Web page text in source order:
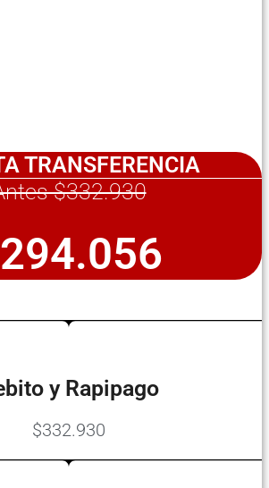
TRANSFERENCIA
$332.930
y Rapipago
$332.930